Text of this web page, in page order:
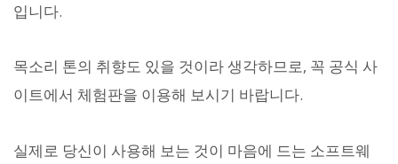
입니다.
목소리 톤의 취향도 있을 것이라 생각하므로, 꼭 공식 사
이트에서 체험판을 이용해 보시기 바랍니다.
실제로 당신이 사용해 보는 것이 마음에 드는 소프트웨